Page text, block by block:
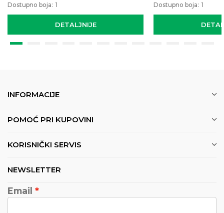
DETALJNIJE
Dostupno boja: 1 Dostupno boja: 1
INFORMACIJE
POMOĆ PRI KUPOVINI
KORISNIČKI SERVIS
NEWSLETTER
Email